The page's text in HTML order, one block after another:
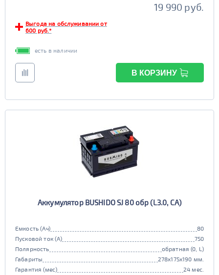
19 990 руб.
Выгода на обслуживании от
600 руб.*
есть в наличии
В КОРЗИНУ
Аккумулятор BUSHIDO SJ 80 обр (L3.0, CA)
Емкость (Ач)
80
Пусковой ток (А)
750
Полярность
обратная (0, L)
Габариты
278x175x190 мм.
Гарантия (мес)
24 мес.